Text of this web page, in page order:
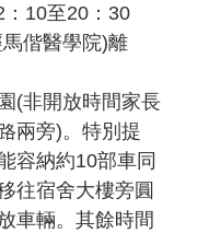
至20：30
馬偕醫學院)離
(非開放時間家長
兩旁)。特別提
容納約10部車同
往宿舍大樓旁圓
車輛。其餘時間